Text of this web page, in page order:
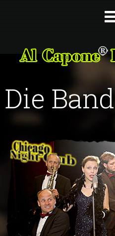
Die Band